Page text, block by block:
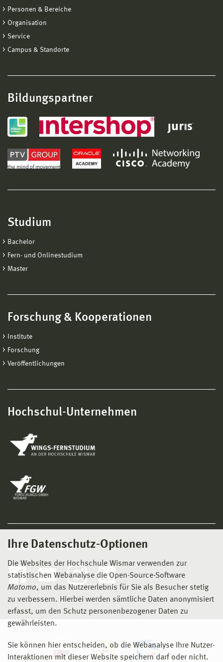
Ihre Datenschutz-Optionen
Die Websites der Hochschule Wismar verwenden zur
statistischen Webanalyse die Open-Source-Software
Matomo, um das Nutzererlebnis für Sie als Besucher stetig
zu verbessern. Hierbei werden sämtliche Daten anonymisiert
erfasst, um den Schutz personenbezogener Daten zu
gewährleisten.
Sie können hier entscheiden, ob die Webanalyse Ihre Nutzer-
Interaktionen mit dieser Website speichern darf oder nicht.
Personen & Bereiche
Organisation
Service
Campus & Standorte
Bildungspartner
Studium
Bachelor
Fern- und Onlinestudium
Master
Forschung & Kooperationen
Institute
Forschung
Veröffentlichungen
Hochschul-Unternehmen
Social Media